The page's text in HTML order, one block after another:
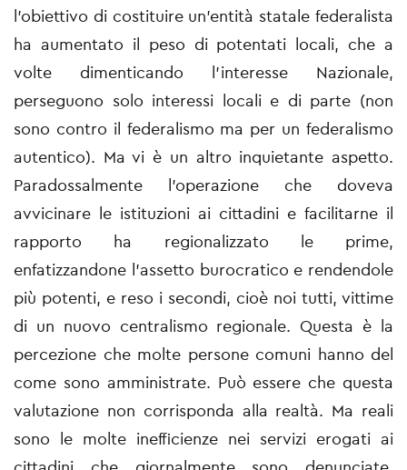
l’obiettivo di costituire un’entità statale federalista
ha aumentato il peso di potentati locali, che a
volte dimenticando l’interesse Nazionale,
perseguono solo interessi locali e di parte (non
sono contro il federalismo ma per un federalismo
autentico). Ma vi è un altro inquietante aspetto.
Paradossalmente l’operazione che doveva
avvicinare le istituzioni ai cittadini e facilitarne il
rapporto ha regionalizzato le prime,
enfatizzandone l’assetto burocratico e rendendole
più potenti, e reso i secondi, cioè noi tutti, vittime
di un nuovo centralismo regionale.Questa è la
percezione che molte persone comuni hanno del
come sono amministrate. Può essere che questa
valutazione non corrisponda alla realtà. Ma reali
sono le molte inefficienze nei servizi erogati ai